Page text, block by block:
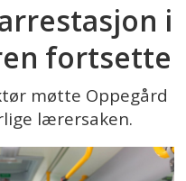
i
fortsette
møtte Oppegård
lærersaken.